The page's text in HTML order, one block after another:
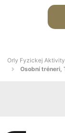
Orly Fyzickej Aktivity
Osobní tréneri,